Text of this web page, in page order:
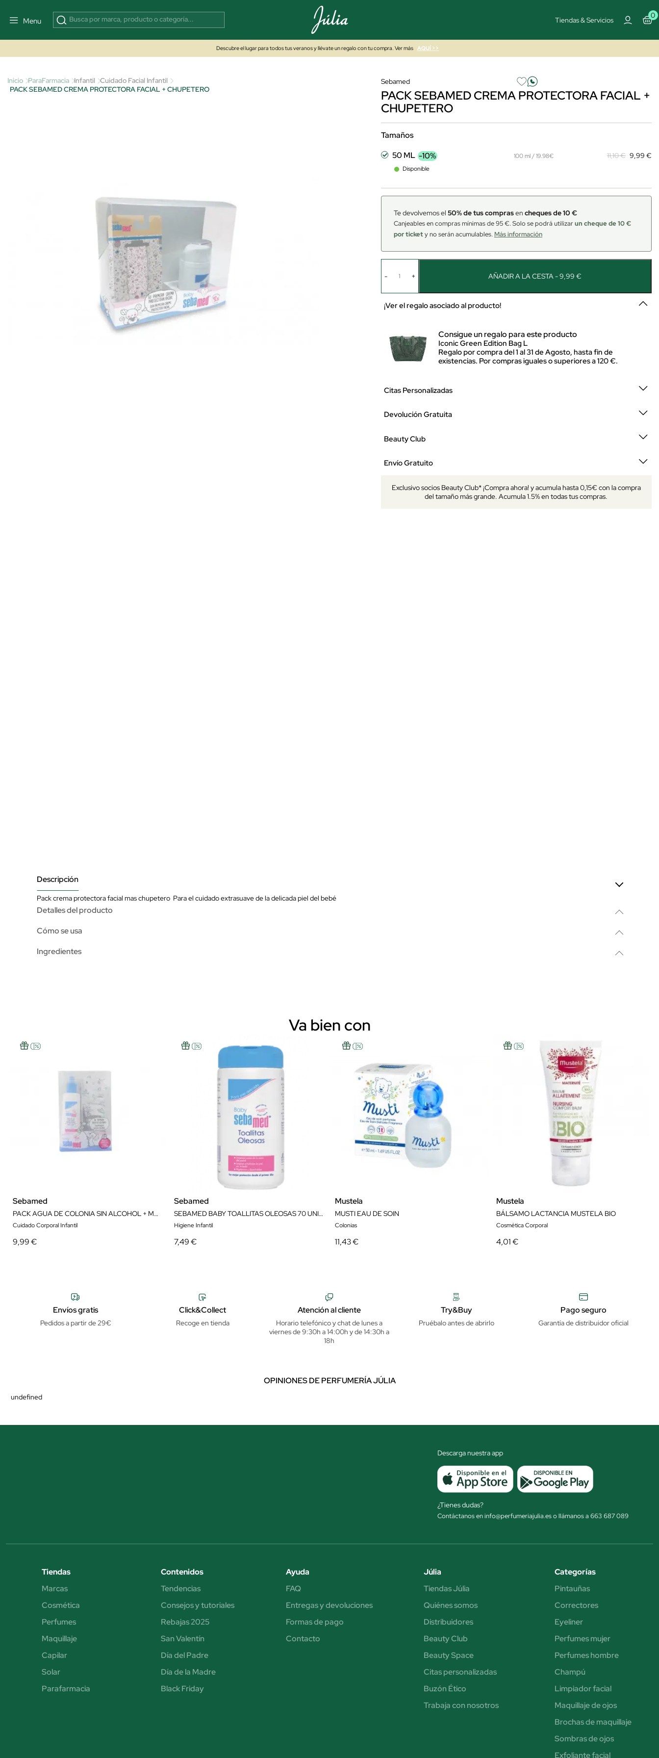
Menu Tiendas & Servicios
0
Descubre el lugar para todos tus veranos y llévate un regalo con tu compra. Ver más AQUÍ >>
Inicio ParaFarmacia Infantil Cuidado Facial Infantil
PACK SEBAMED CREMA PROTECTORA FACIAL + CHUPETERO
Sebamed
PACK SEBAMED CREMA PROTECTORA FACIAL +
CHUPETERO
Tamaños
50 ML -10%
Disponible
100 ml / 19.98€ 11,10 € 9,99 €
Te devolvemos el 50% de tus comprasen cheques de 10 €
Canjeables en compras mínimas de 95 €. Solo se podrá utilizarun cheque de 10 €
por tickety no serán acumulables. Más información
- + AÑADIR A LA CESTA - 9,99 €
¡Ver el regalo asociado al producto!
Consigue un regalo para este producto
Iconic Green Edition Bag L
Regalo por compra del 1 al 31 de Agosto, hasta fin de
existencias. Por compras iguales o superiores a 120 €.
Citas Personalizadas
Devolución Gratuita
Beauty Club
Envío Gratuito
Exclusivo socios Beauty Club* ¡Compra ahora! y acumula hasta 0,15€ con la compra
del tamaño más grande. Acumula 1.5% en todas tus compras.
Descripción
Pack crema protectora facial mas chupetero Para el cuidado extrasuave de la delicada piel del bebé
Detalles del producto
Cómo se usa
Ingredientes
Va bien con
Sebamed
PACK AGUA DE COLONIA SIN ALCOHOL + MUSELINA
Cuidado Corporal Infantil
9,99 €
Sebamed
SEBAMED BABY TOALLITAS OLEOSAS 70 UNIDADES
Higiene Infantil
7,49 €
Mustela
MUSTI EAU DE SOIN
Colonias
11,43 €
Mustela
BÁLSAMO LACTANCIA MUSTELA BIO
Cosmética Corporal
4,01 €
Envíos gratis
Pedidos a partir de 29€
Click&Collect
Recoge en tienda
Atención al cliente
Horario telefónico y chat de lunes a
viernes de 9:30h a 14:00h y de 14:30h a
18h
Try&Buy
Pruébalo antes de abrirlo
Pago seguro
Garantía de distribuidor oficial
OPINIONES DE PERFUMERÍA JÚLIA
undefined
Descarga nuestra app
¿Tienes dudas?
Contáctanos en info@perfumeriajulia.es o llámanos a 663 687 089
Tiendas
Marcas
Cosmética
Perfumes
Maquillaje
Capilar
Solar
Parafarmacia
Contenidos
Tendencias
Consejos y tutoriales
Rebajas 2025
San Valentín
Día del Padre
Día de la Madre
Black Friday
Ayuda
FAQ
Entregas y devoluciones
Formas de pago
Contacto
Júlia
Tiendas Júlia
Quiénes somos
Distribuidores
Beauty Club
Beauty Space
Citas personalizadas
Buzón Ético
Trabaja con nosotros
Categorías
Pintauñas
Correctores
Eyeliner
Perfumes mujer
Perfumes hombre
Champú
Limpiador facial
Maquillaje de ojos
Brochas de maquillaje
Sombras de ojos
Exfoliante facial